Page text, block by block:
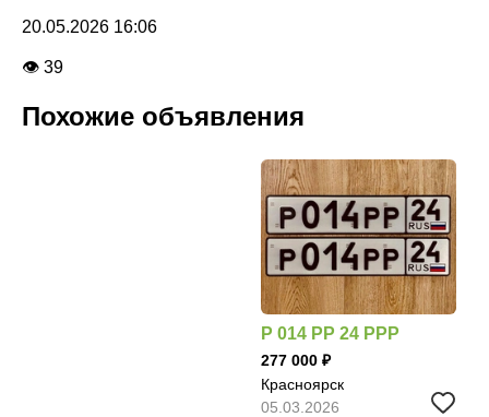
20.05.2026 16:06
👁 39
Похожие объявления
Р 014 РР 24 РРР
277 000
Красноярск
05.03.2026